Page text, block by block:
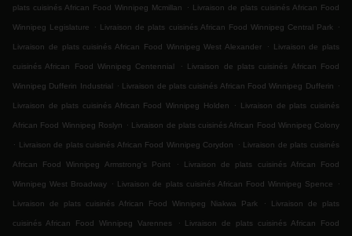
plats cuisinés African Food Winnipeg Mcmillan . Livraison de plats cuisinés African Food
Winnipeg Legislature . Livraison de plats cuisinés African Food Winnipeg Central Park .
Livraison de plats cuisinés African Food Winnipeg West Alexander . Livraison de plats
cuisinés African Food Winnipeg Centennial . Livraison de plats cuisinés African Food
Winnipeg Dufferin Industrial . Livraison de plats cuisinés African Food Winnipeg Dufferin .
Livraison de plats cuisinés African Food Winnipeg Holden . Livraison de plats cuisinés
African Food Winnipeg Roslyn . Livraison de plats cuisinés African Food Winnipeg Colony
. Livraison de plats cuisinés African Food Winnipeg Corydon . Livraison de plats cuisinés
African Food Winnipeg Armstrong's Point . Livraison de plats cuisinés African Food
Winnipeg West Broadway . Livraison de plats cuisinés African Food Winnipeg Spence .
Livraison de plats cuisinés African Food Winnipeg Niakwa Park . Livraison de plats
cuisinés African Food Winnipeg Varennes . Livraison de plats cuisinés African Food